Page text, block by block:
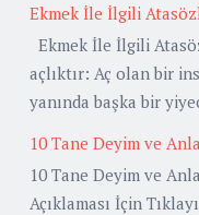
Ekmek İle İlgili
Ekmek İle İlgili
açlıktır: Aç olan bir
yanında başka bir
10 Tane Deyim ve
10 Tane Deyim ve
Açıklaması İçin